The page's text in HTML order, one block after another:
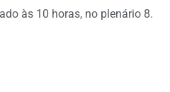
às 10 horas, no plenário 8.